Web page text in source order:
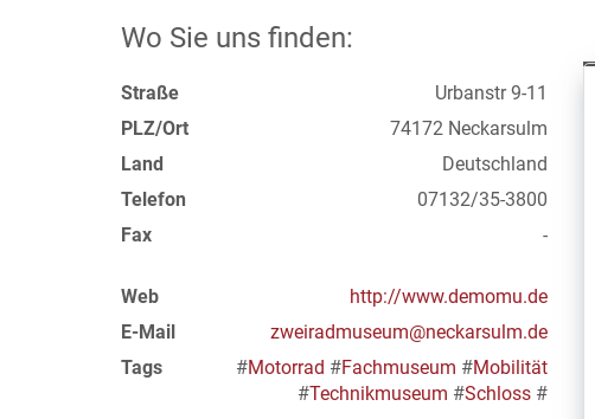
Wo Sie uns finden:
Straße
Urbanstr 9-11
PLZ/Ort
74172 Neckarsulm
Land
Deutschland
Telefon
07132/35-3800
Fax
-
Web
http://www.demomu.de
E-Mail
zweiradmuseum@neckarsulm.de
Tags
#Motorrad #Fachmuseum #Mobilität
#Technikmuseum #Schloss #